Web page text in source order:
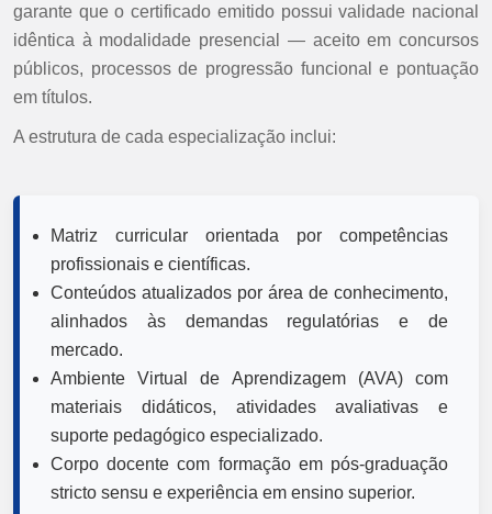
garante que o certificado emitido possui validade nacional
idêntica à modalidade presencial — aceito em concursos
públicos, processos de progressão funcional e pontuação
em títulos.
A estrutura de cada especialização inclui:
Matriz curricular orientada por competências
profissionais e científicas.
Conteúdos atualizados por área de conhecimento,
alinhados às demandas regulatórias e de
mercado.
Ambiente Virtual de Aprendizagem (AVA) com
materiais didáticos, atividades avaliativas e
suporte pedagógico especializado.
Corpo docente com formação em pós-graduação
stricto sensu e experiência em ensino superior.